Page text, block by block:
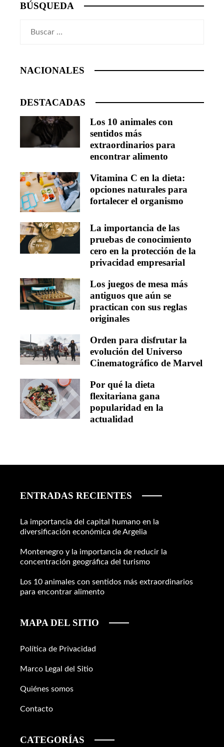
BÚSQUEDA
NACIONALES
DESTACADAS
Los 10 animales con
sentidos más
extraordinarios para
encontrar alimento
Vitamina C en la dieta:
opciones naturales para
fortalecer el organismo
La importancia de las
pruebas de conocimiento
cero en la protección de la
privacidad empresarial
Los juegos de mesa más
antiguos que aún se
practican con sus reglas
originales
Orden para disfrutar la
evolución del Universo
Cinematográfico de Marvel
Por qué la dieta
flexitariana gana
popularidad en la
actualidad
ENTRADAS RECIENTES
La importancia del capital humano en la
diversificación económica de Argelia
Montenegro y la importancia de reducir la
concentración geográfica del turismo
Los 10 animales con sentidos más extraordinarios
para encontrar alimento
MAPA DEL SITIO
Política de Privacidad
Marco Legal del Sitio
Quiénes somos
Contacto
CATEGORÍAS